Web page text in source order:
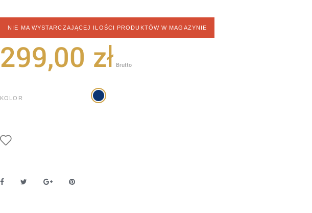
NIE MA WYSTARCZAJĄCEJ ILOŚCI PRODUKTÓW W MAGAZYNIE
299,00 zł Brutto
KOLOR